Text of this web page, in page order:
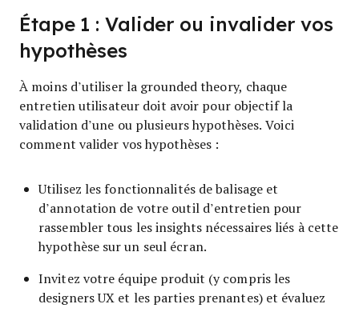
Étape 1 : Valider ou invalider vos
hypothèses
À moins d’utiliser la grounded theory, chaque
entretien utilisateur doit avoir pour objectif la
validation d’une ou plusieurs hypothèses. Voici
comment valider vos hypothèses :
Utilisez les fonctionnalités de balisage et
d’annotation de votre outil d’entretien pour
rassembler tous les insights nécessaires liés à cette
hypothèse sur un seul écran.
Invitez votre équipe produit (y compris les
designers UX et les parties prenantes) et évaluez